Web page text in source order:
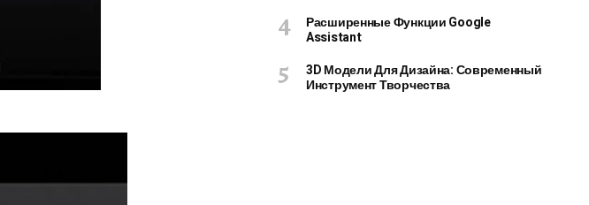
Расширенные Функции Google
Assistant
3D Модели Для Дизайна: Современный
Инструмент Творчества